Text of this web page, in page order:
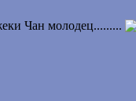
Чан молодец.........